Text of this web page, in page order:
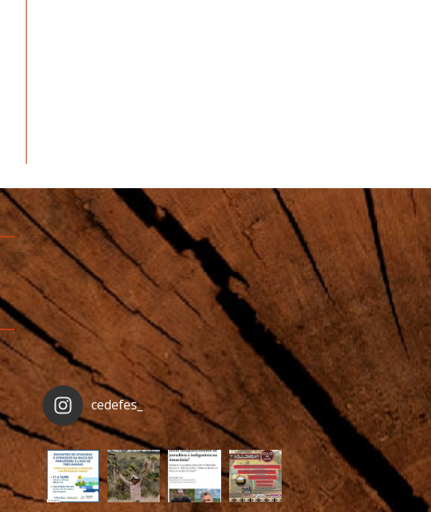
cedefes_